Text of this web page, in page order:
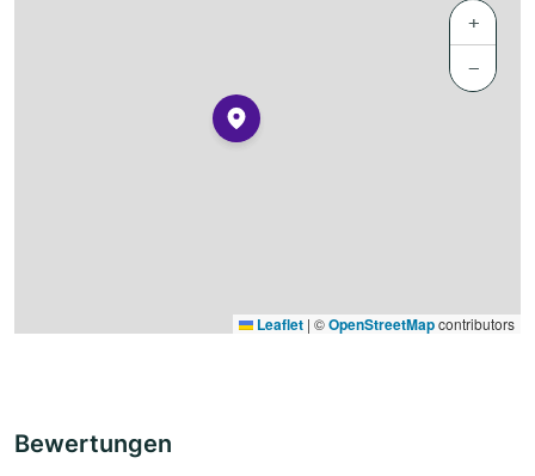
+
−
Leaflet | ©OpenStreetMapcontributors
Bewertungen